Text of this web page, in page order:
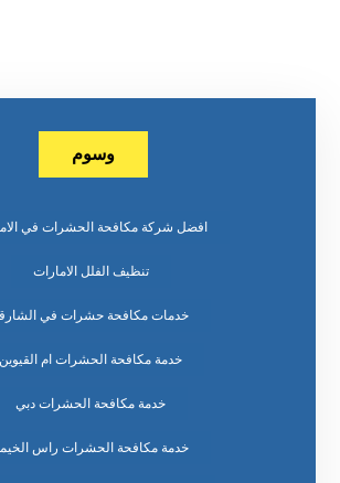
وسوم
افضل شركة مكافحة الحشرات في
تنظيف الفلل الامارات
خدمات مكافحة حشرات في
خدمة مكافحة الحشرات ام القيوين
خدمة مكافحة الحشرات دبي
خدمة مكافحة الحشرات راس